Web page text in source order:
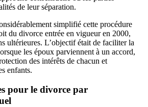
de leur séparation.
simplifié cette procédure
du divorce entrée en vigueur en 2000,
ultérieures. L’objectif était de faciliter la
les époux parviennent à un accord,
des intérêts de chacun et
enfants.
pour le divorce par